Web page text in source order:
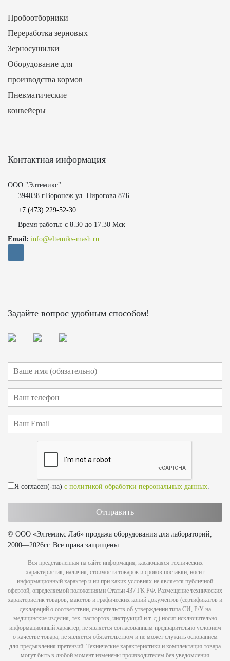
Пробоотборники
Переработка зерновых
Зерносушилки
Оборудование для
производства кормов
Пневматические
конвейеры
Контактная информация
ООО "Элтемикс"
394038 г.Воронеж ул. Пирогова 87Б
+7 (473) 229-52-30
Время работы: с 8.30 до 17.30 Мск
Email: info@eltemiks-mash.ru
Задайте вопрос удобным способом!
Я согласен(-на) с политикой обработки персональных данных.
© ООО «Элтемикс Лаб» продажа оборудования для лабораторий,
2000—2026гг. Все права защищены.
Вся представленная на сайте информация, касающаяся технических
характеристик, наличия, стоимости товаров и сроков поставки, носит
информационный характер и ни при каких условиях не является публичной
офертой, определяемой положениями Статьи 437 ГК РФ. Размещение технических
характеристик товаров, макетов и графических копий документов (сертификатов и
деклараций о соответствии, свидетельств об утверждении типа СИ, Р/У на
медицинские изделия, тех. паспортов, инструкций и т. д.) носит исключительно
информационный характер, не является согласованным предварительно условием
о качестве товара, не является обязательством и не может служить основанием
для предъявления претензий. Технические характеристики и комплектация товара
могут быть в любой момент изменены производителем без уведомления